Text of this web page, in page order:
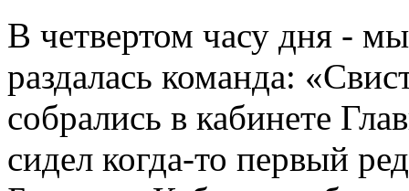
В четвертом часу дня -
раздалась команда:
собрались в кабинете
сидел когда-то первый